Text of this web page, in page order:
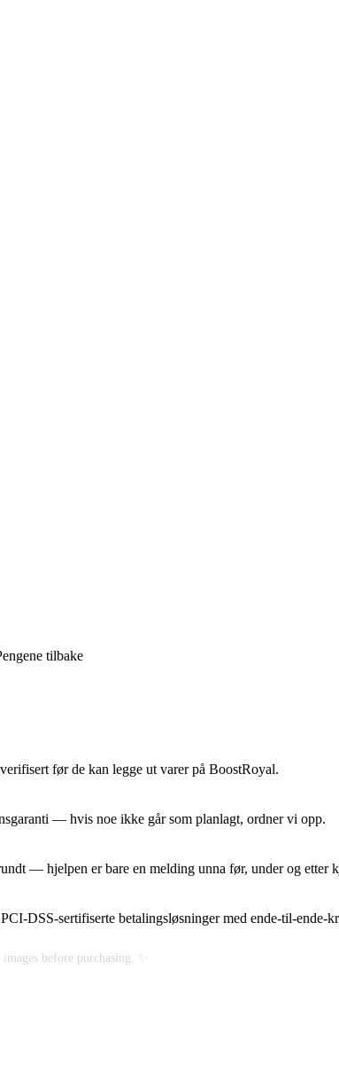
tilbake
før de kan legge ut varer på BoostRoyal.
— hvis noe ikke går som planlagt, ordner vi opp.
— hjelpen er bare en melding unna før, under og etter
DSS-sertifiserte betalingsløsninger med ende-til-ende-
before purchasing. ✨